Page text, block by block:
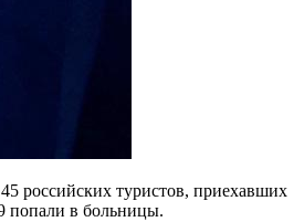
российских туристов, приехавших
попали в больницы.